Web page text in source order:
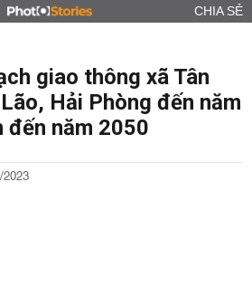
CHIA SẺ
giao thông xã Tân
Hải Phòng đến năm
đến năm 2050